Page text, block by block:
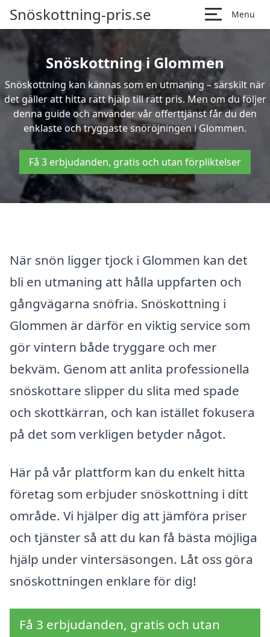
Snöskottning-pris.se Menu
Snöskottning i Glommen
Snöskottning kan kännas som en utmaning – särskilt när
det gäller att hitta rätt hjälp till rätt pris. Men om du följer
denna guide och använder vår offerttjänst får du den
enklaste och tryggaste snöröjningen i Glommen.
Få 3 erbjudanden, gratis och utan förpliktelser
När snön ligger tjock i Glommen kan det
bli en utmaning att hålla uppfarten och
gångvägarna snöfria. Snöskottning i
Glommen är därför en viktig service som
gör vintern både tryggare och mer
bekväm. Genom att anlita professionella
snöskottare slipper du slita med spade
och skottkärran, och kan istället fokusera
på det som verkligen betyder något.
Här på vår plattform kan du enkelt hitta
företag som erbjuder snöskottning i ditt
område. Vi hjälper dig att jämföra priser
och tjänster så att du kan få bästa möjliga
hjälp under vintersäsongen. Låt oss göra
snöskottningen enklare för dig!
Få 3 erbjudanden, gratis och utan